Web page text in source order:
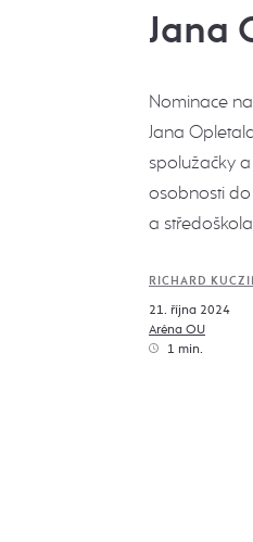
Jana
Nominace
Jana
spolužačky
osobnosti
a
RICHARD
21. října 2024
Aréna OU
1 min.